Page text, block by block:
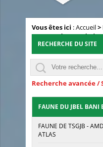
Vous êtes ici :Accueil>
Massa (Géoparc Jbel
RECHERCHE DU SITE
Recherche avancée /
FAUNE DU JBEL BANI
FAUNE DE TSGJB -
ATLAS